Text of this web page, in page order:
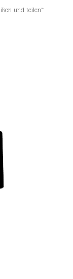
und teilen“